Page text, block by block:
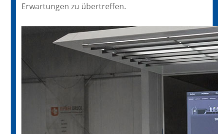
Erwartungen zu übertreffen.